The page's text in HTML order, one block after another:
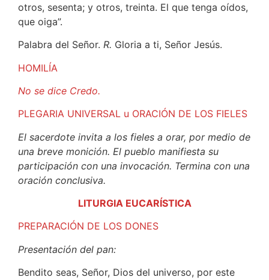
otros, sesenta; y otros, treinta. El que tenga oídos,
que oiga”.
Palabra del Señor. R. Gloria a ti, Señor Jesús.
HOMILÍA
No se dice Credo.
PLEGARIA UNIVERSAL u ORACIÓN DE LOS FIELES
El sacerdote invita a los fieles a orar, por medio de
una breve monición. El pueblo manifiesta su
participación con una invocación. Termina con una
oración conclusiva.
LITURGIA EUCARÍSTICA
PREPARACIÓN DE LOS DONES
Presentación del pan:
Bendito seas, Señor, Dios del universo, por este